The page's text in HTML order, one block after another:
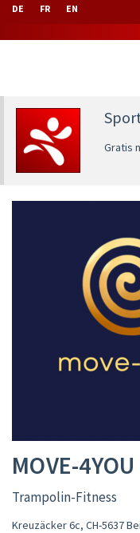
DE FR EN
Gratis
MOVE-4YOU
Trampolin-Fitness
Kreuzäcker 6c, CH-5637